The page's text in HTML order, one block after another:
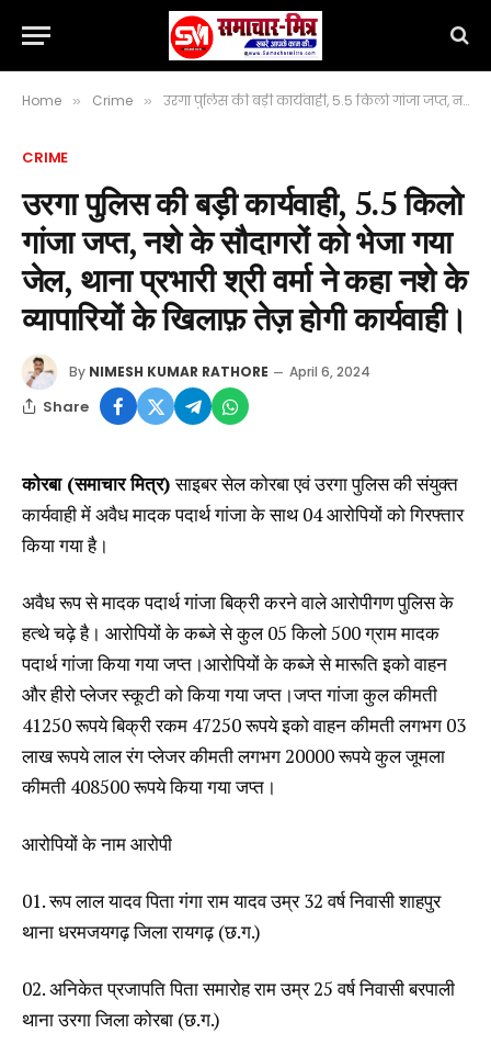
Home » Crime » उरगा पुलिस की बड़ी कार्यवाही, 5.5 किलो गांजा जप्त, नशे के सौदागरों को भेजा गया जेल, थाना प्रभारी श्री वर्मा ने कहा नशे के व्यापारियों के खिलाफ़ तेज़ होगी कार्यवाही।
CRIME
उरगा पुलिस की बड़ी कार्यवाही, 5.5 किलो
गांजा जप्त, नशे के सौदागरों को भेजा गया
जेल, थाना प्रभारी श्री वर्मा ने कहा नशे के
व्यापारियों के खिलाफ़ तेज़ होगी कार्यवाही।
By NIMESH KUMAR RATHORE April 6, 2024
Share
कोरबा (समाचार मित्र)साइबर सेल कोरबा एवं उरगा पुलिस की संयुक्त
कार्यवाही में अवैध मादक पदार्थ गांजा के साथ 04 आरोपियों को गिरफ्तार
किया गया है।
अवैध रूप से मादक पदार्थ गांजा बिक्री करने वाले आरोपीगण पुलिस के
हत्थे चढ़े है। आरोपियों के कब्जे से कुल 05 किलो 500 ग्राम मादक
पदार्थ गांजा किया गया जप्त।आरोपियों के कब्जे से मारूति इको वाहन
और हीरो प्लेजर स्कूटी को किया गया जप्त।जप्त गांजा कुल कीमती
41250 रूपये बिक्री रकम 47250 रूपये इको वाहन कीमती लगभग 03
लाख रूपये लाल रंग प्लेजर कीमती लगभग 20000 रूपये कुल जूमला
कीमती 408500 रूपये किया गया जप्त।
आरोपियों के नाम आरोपी
01. रूप लाल यादव पिता गंगा राम यादव उम्र 32 वर्ष निवासी शाहपुर
थाना धरमजयगढ़ जिला रायगढ़ (छ.ग.)
02. अनिकेत प्रजापति पिता समारोह राम उम्र 25 वर्ष निवासी बरपाली
थाना उरगा जिला कोरबा (छ.ग.)